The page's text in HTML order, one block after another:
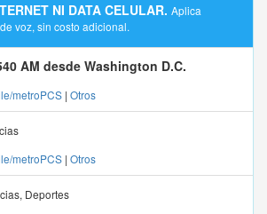
NI DATA CELULAR. Aplica
voz, sin costo adicional.
AM desde Washington D.C.
metroPCS | Otros
metroPCS | Otros
Deportes